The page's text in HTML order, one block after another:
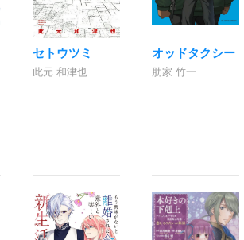
セトウツミ
此元 和津也
オッドタクシー
肋家 竹一